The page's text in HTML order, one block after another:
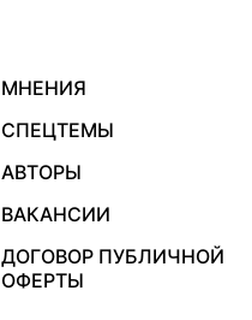
МНЕНИЯ
СПЕЦТЕМЫ
АВТОРЫ
ВАКАНСИИ
ДОГОВОР ПУБЛИЧНОЙ
ОФЕРТЫ